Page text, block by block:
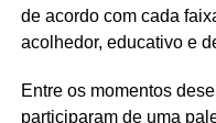
de acordo com cada
acolhedor, educativo e
Entre os momentos
participaram de uma